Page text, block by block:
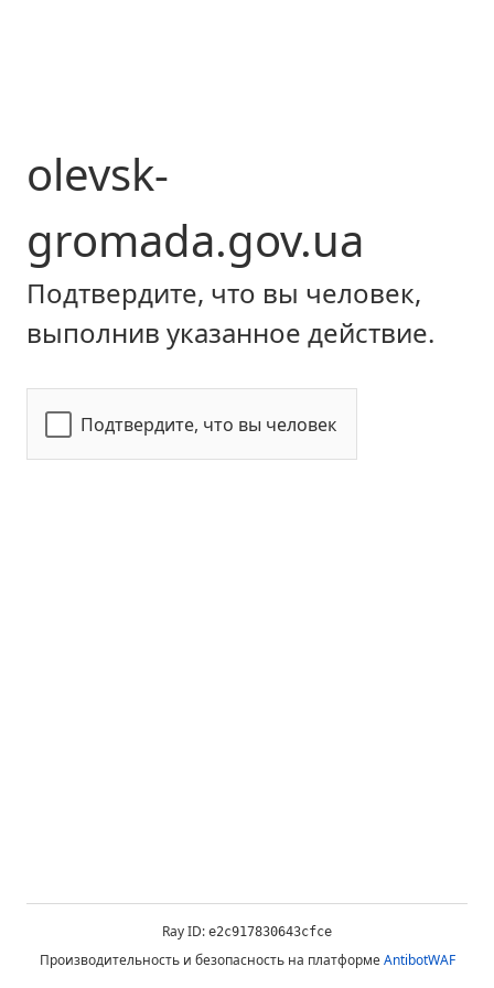
olevsk-
gromada.gov.ua
Подтвердите, что вы человек,
выполнив указанное действие.
Подтвердите, что вы человек
Ray ID: e2c917830643cfce
Производительность и безопасность на платформеAntibotWAF